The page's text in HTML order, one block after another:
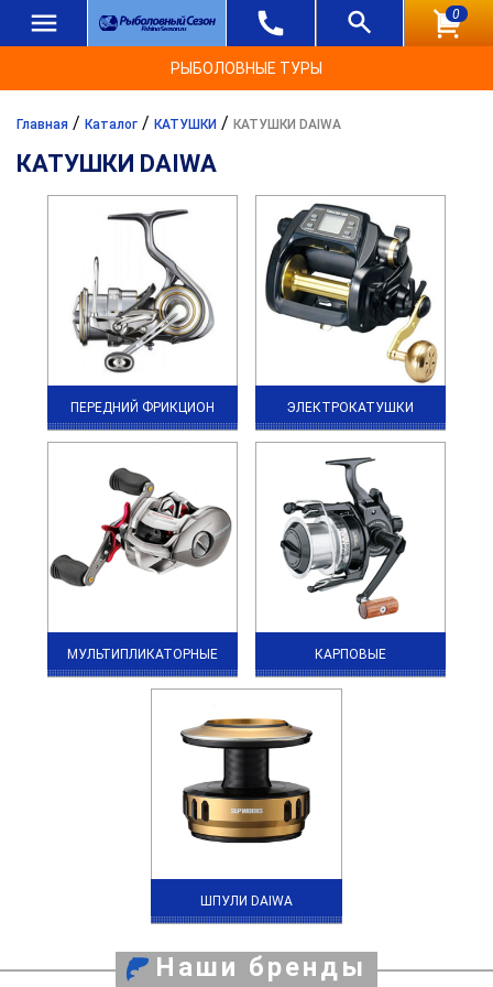
0
РЫБОЛОВНЫЕ ТУРЫ
Главная / Каталог / КАТУШКИ / КАТУШКИ DAIWA
КАТУШКИ DAIWA
ПЕРЕДНИЙ ФРИКЦИОН ЭЛЕКТРОКАТУШКИ
МУЛЬТИПЛИКАТОРНЫЕ КАРПОВЫЕ
ШПУЛИ DAIWA
Наши бренды